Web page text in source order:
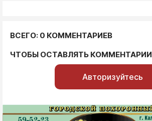
ВСЕГО: 0 КОММЕНТАРИЕВ
ЧТОБЫ ОСТАВЛЯТЬ КОММЕНТАРИИ
Авторизуйтесь